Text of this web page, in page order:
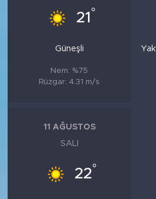
21 °
Güneşli
Nem: %75
Rüzgar: 4.31 m/s
11 AĞUSTOS
SALI
22°